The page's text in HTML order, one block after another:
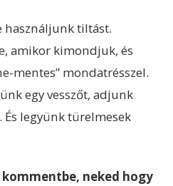
használjunk tiltást.
amikor kimondjuk, és
mentes” mondatrésszel.
egy vesszőt, adjunk
legyünk türelmesek
kommentbe, neked hogy